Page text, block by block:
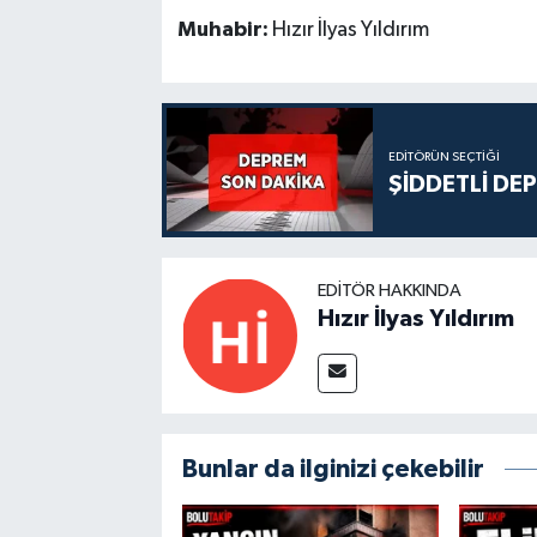
Muhabir: Hızır İlyas Yıldırım
EDITÖRÜN SEÇTIĞI
ŞİDDETLİ
EDITÖR HAKKINDA
Hızır İlyas Yıldırım
Bunlar da ilginizi çekebilir